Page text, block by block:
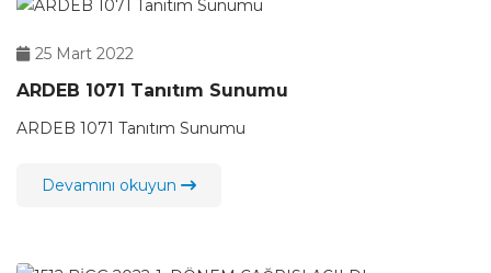
25 Mart 2022
ARDEB 1071 Tanıtım Sunumu
ARDEB 1071 Tanıtım Sunumu
Devamını okuyun